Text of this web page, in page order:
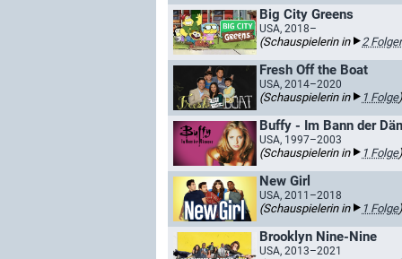
Big City Greens
USA, 2018–
(Schauspielerin in 2
Fresh Off the Boat
USA, 2014–2020
(Schauspielerin in 1 Folge)
Buffy - Im Bann der
USA, 1997–2003
(Schauspielerin in 1 Folge)
New Girl
USA, 2011–2018
(Schauspielerin in 1 Folge)
Brooklyn Nine-Nine
USA, 2013–2021